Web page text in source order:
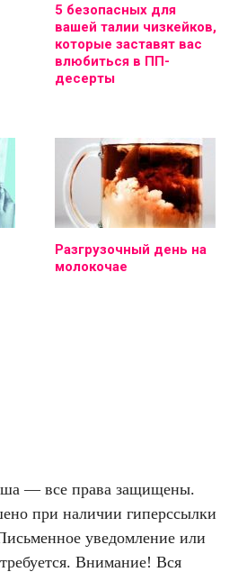
5 безопасных для
вашей талии чизкейков,
которые заставят вас
влюбиться в ПП-
десерты
Разгрузочный день на
молокочае
— все права защищены.
при наличии гиперссылки
уведомление или
Внимание! Вся